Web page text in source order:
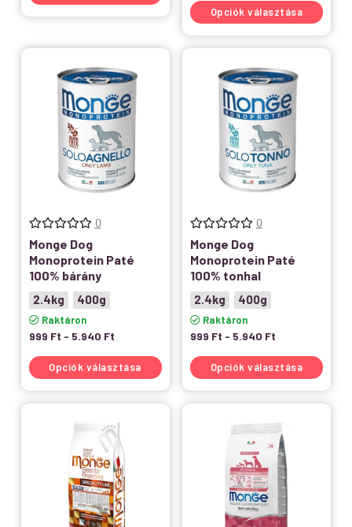
Opciók választása
0
Monge Dog
Monoprotein Paté
100% bárány
2.4kg 400g
Raktáron
999 Ft - 5.940 Ft
Opciók választása
0
Monge Dog
Monoprotein Paté
100% tonhal
2.4kg 400g
Raktáron
999 Ft - 5.940 Ft
Opciók választása